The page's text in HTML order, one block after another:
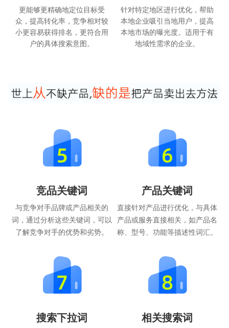
更能够更精确地定位目标受
众，提高转化率，竞争相对较
小更容易获得排名，更符合用
户的具体搜索意图。
针对特定地区进行优化，帮助
本地企业吸引当地用户，提高
本地市场的曝光度。适用于有
地域性需求的企业。
竞品关键词
与竞争对手品牌或产品相关的
词，通过分析这些关键词，可以
了解竞争对手的优势和劣势。
产品关键词
直接针对产品进行优化，与具体
产品或服务直接相关，如产品名
称、型号、功能等描述性词汇。
搜索下拉词 相关搜索词